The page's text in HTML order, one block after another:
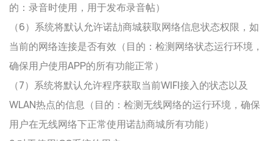
的：录音时使用，用于发布录音帖）
（6）系统将默认允许诺劼商城获取网络信息状态权限，如
当前的网络连接是否有效（目的：检测网络状态运行环境，
确保用户使用APP的所有功能正常）
（7）系统将默认允许程序获取当前WIFI接入的状态以及
WLAN热点的信息（目的：检测无线网络的运行环境，确保
用户在无线网络下正常使用诺劼商城所有功能）